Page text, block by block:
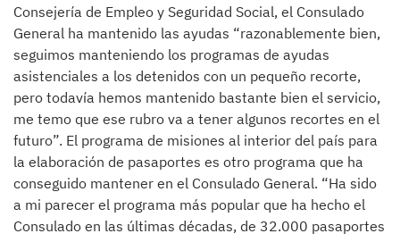
Consejería de Empleo y Seguridad Social, el Consulado
General ha mantenido las ayudas “razonablemente bien,
seguimos manteniendo los programas de ayudas
asistenciales a los detenidos con un pequeño recorte,
pero todavía hemos mantenido bastante bien el servicio,
me temo que ese rubro va a tener algunos recortes en el
futuro”. El programa de misiones al interior del país para
la elaboración de pasaportes es otro programa que ha
conseguido mantener en el Consulado General. “Ha sido
a mi parecer el programa más popular que ha hecho el
Consulado en las últimas décadas, de 32.000 pasaportes